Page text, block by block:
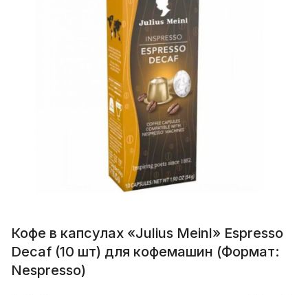
Кофе в капсулах «Julius Meinl» Espresso
Decaf (10 шт) для кофемашин (Формат:
Nespresso)